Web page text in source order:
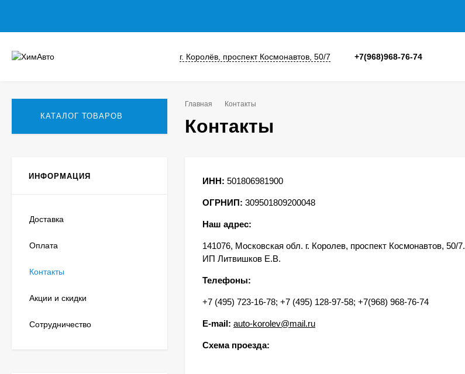
г. Королёв, проспект Космонавтов, 50/7 +7(968)968-76-74
Главная Контакты
Контакты
ИНН: 501806981900
ОГРНИП: 309501809200048
Наш адрес:
141076, Московская обл. г. Королев, проспект Космонавтов, 50/7.
ИП Литвишков Е.В.
Телефоны:
+7 (495) 723-16-78; +7 (495) 128-97-58; +7(968) 968-76-74
E-mail: auto-korolev@mail.ru
Схема проезда:
КАТАЛОГ ТОВАРОВ
ИНФОРМАЦИЯ
Доставка
Оплата
Контакты
Акции и скидки
Сотрудничество